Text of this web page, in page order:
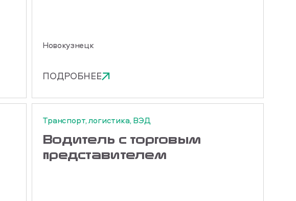
Новокузнецк
ПОДРОБНЕЕ
Транспорт, логистика, ВЭД
Водитель с торговым
представителем